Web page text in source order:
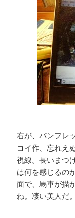
右が、パンフレ
コイ作、忘れえ
視線。長いまつ
は何を感じるの
面で、馬車が描
ね。凄い美人だ。